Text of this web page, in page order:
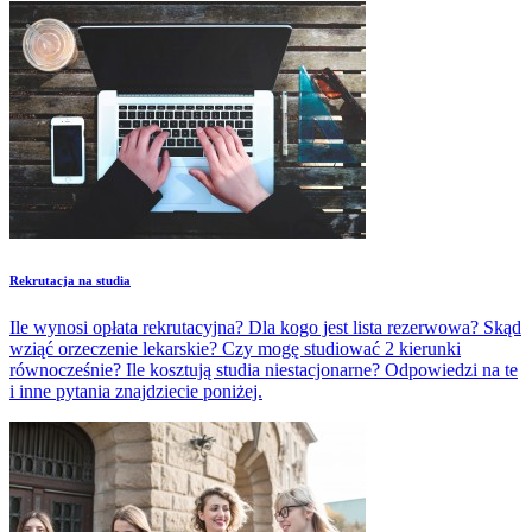
Rekrutacja na studia
Ile wynosi opłata rekrutacyjna? Dla kogo jest lista rezerwowa? Skąd
wziąć orzeczenie lekarskie? Czy mogę studiować 2 kierunki
równocześnie? Ile kosztują studia niestacjonarne? Odpowiedzi na te
i inne pytania znajdziecie poniżej.